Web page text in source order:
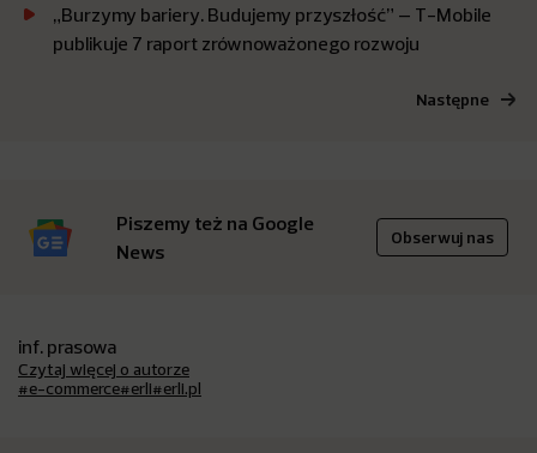
„Burzymy bariery. Budujemy przyszłość” – T-Mobile
publikuje 7 raport zrównoważonego rozwoju
Następne
Piszemy też na Google
News
Obserwuj nas
inf. prasowa
Czytaj więcej o autorze
#e-commerce#erli#erli.pl